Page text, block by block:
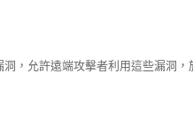
，允許遠端攻擊者利用這些漏洞